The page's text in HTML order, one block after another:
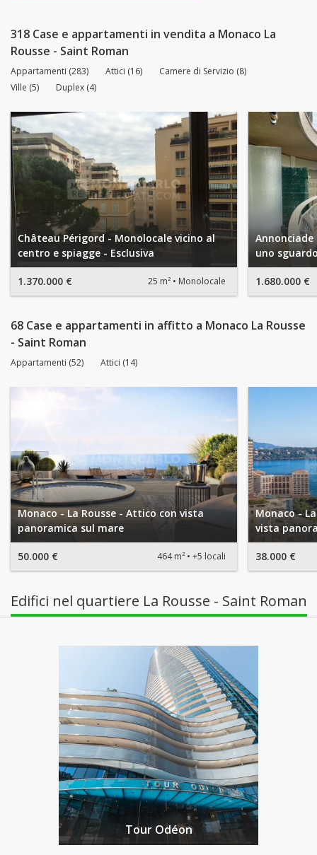
318 Case e appartamenti in vendita a Monaco La
Rousse - Saint Roman
Appartamenti (283) Attici (16)
Camere di Servizio (8)
Ville (5)
Duplex (4)
Château Périgord - Monolocale vicino al
centro e spiagge - Esclusiva
1.370.000 € 25 m² Monolocale
uno
1.680.000 €
68 Case e appartamenti in affitto a Monaco La Rousse
- Saint Roman
Appartamenti (52) Attici (14)
Monaco - La Rousse - Attico con vista
panoramica sul mare
50.000 € 464 m² +5 locali
Monaco -
vista
38.000 €
Edifici nel quartiere La Rousse - Saint Roman
Tour Odéon